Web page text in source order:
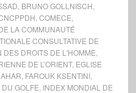
BRUNO GOLLNISCH
COMECE
LA COMMUNAUTÉ
CONSULTATIVE DE
DES DROITS DE L'HOMME
DE L’ORIENT, EGLISE
FAROUK KSENTINI,
GOLFE INDEX MONDIAL DE